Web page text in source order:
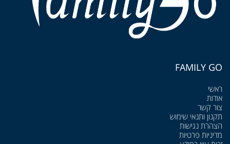
FAMILY GO
ראשי
אודות
צור קשר
תקנון ותנאי שימוש
הצהרת נגישות
מדיניות פרטיות